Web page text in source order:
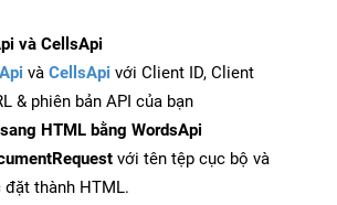
và CellsApi
và CellsApi với Client ID, Client
& phiên bản API của bạn
HTML bằng WordsApi
với tên tệp cục bộ và
thành HTML.